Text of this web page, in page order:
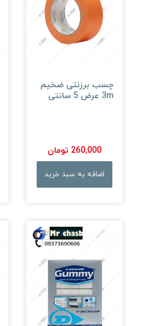
چسب برزنتی ضخیم
3m عرض 5 سانتی
260,000 تومان
اضافه به سبد خرید